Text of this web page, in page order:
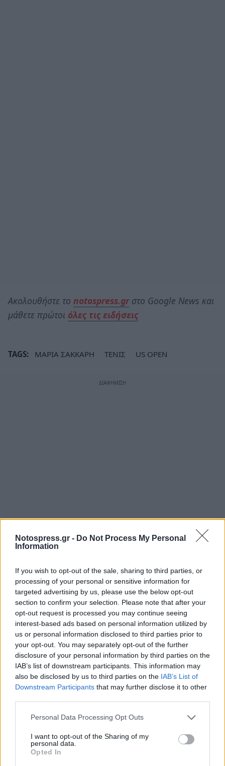
Notospress.gr - Do Not Process My Personal
Information
If you wish to opt-out of the sale, sharing to third parties, or
processing of your personal or sensitive information for
targeted advertising by us, please use the below opt-out
section to confirm your selection. Please note that after your
opt-out request is processed you may continue seeing
interest-based ads based on personal information utilized by
us or personal information disclosed to third parties prior to
your opt-out. You may separately opt-out of the further
disclosure of your personal information by third parties on the
IAB’s list of downstream participants. This information may
also be disclosed by us to third parties on the IAB’s List of
Downstream Participants that may further disclose it to other
Personal Data Processing Opt Outs
I want to opt-out of the Sharing of my
personal data.
Opted In
Ακολουθήστε το notospress.grστο Google News και
μάθετε πρώτοι όλες τις ειδήσεις
TAGS: ΜΑΡΙΑ ΣΑΚΚΑΡΗ ΤΕΝΙΣ US OPEN